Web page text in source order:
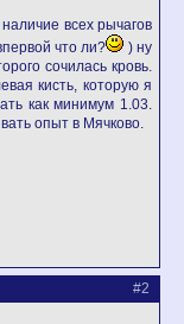
всех рычагов
что ли?
) ну
сочилась кровь.
кисть, которую я
как минимум 1.03.
опыт в Мячково.
#2